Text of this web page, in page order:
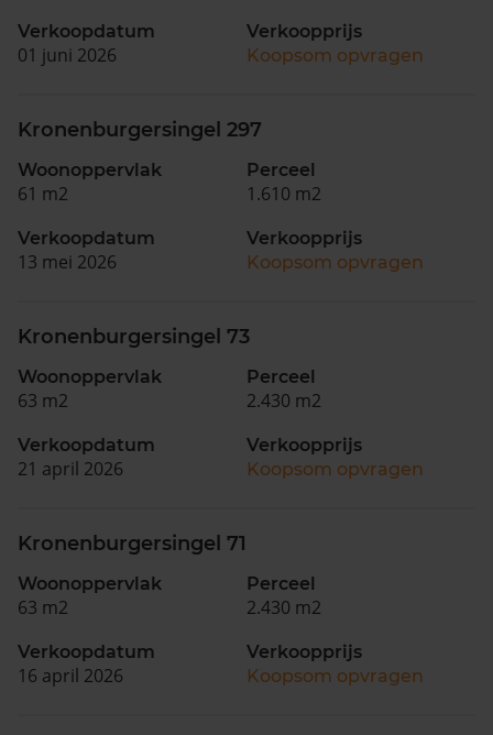
Verkoopdatum
01 juni 2026
Verkoopprijs
Koopsom opvragen
Kronenburgersingel 297
Woonoppervlak
61 m2
Perceel
1.610 m2
Verkoopdatum
13 mei 2026
Verkoopprijs
Koopsom opvragen
Kronenburgersingel 73
Woonoppervlak
63 m2
Perceel
2.430 m2
Verkoopdatum
21 april 2026
Verkoopprijs
Koopsom opvragen
Kronenburgersingel 71
Woonoppervlak
63 m2
Perceel
2.430 m2
Verkoopdatum
16 april 2026
Verkoopprijs
Koopsom opvragen